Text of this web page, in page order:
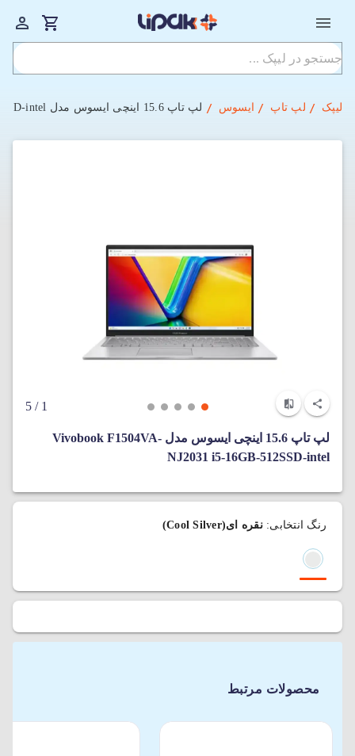
لیپک لپ تاپ ایسوس لپ تاپ 15.6 اینچی ایسوس مدل Vivobook F1504VA-NJ2031 i5-16GB-512SSD-intel
1
/ 5
لپ تاپ 15.6 اینچی ایسوس مدل Vivobook F1504VA-
NJ2031 i5-16GB-512SSD-intel
رنگ انتخابی:نقره ای(Cool Silver)
محصولات مرتبط